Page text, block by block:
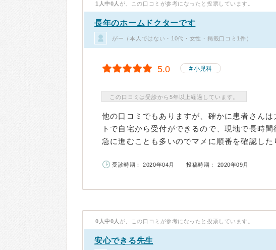
1人中0人 が、この口コミが参考になったと投票しています。
長年のホームドクターです
がー（本人ではない・10代・女性・掲載口コミ1件）
5.0 小児科
この口コミは受診から5年以上経過しています。
他の口コミでもありますが、確かに患者さん
トで自宅から受付ができるので、現地で長時
急に進むことも多いのでマメに順番を確認し
受診時期： 2020年04月 投稿時期： 2020年09月
0人中0人 が、この口コミが参考になったと投票しています。
安心できる先生